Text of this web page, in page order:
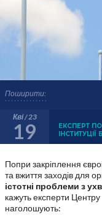
Поширити:
Кві / 23
19
ЕКСПЕРТ
Попри закріплення
та вжиття заходів для
істотні проблеми з
кажуть експерти
наголошують: